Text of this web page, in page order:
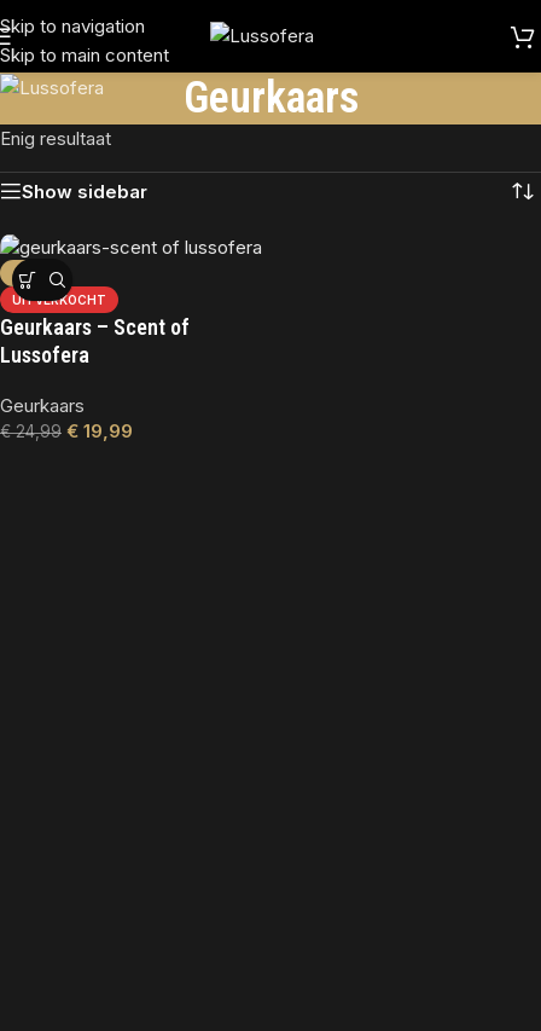
Skip to navigation
Skip to main content
Geurkaars
Enig resultaat
Show sidebar
-20%
UITVERKOCHT
Geurkaars – Scent of
Lussofera
Geurkaars
€24,99 € 19,99